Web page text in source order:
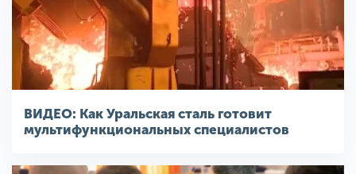
ВИДЕО: Как Уральская сталь готовит
мультифункциональных специалистов